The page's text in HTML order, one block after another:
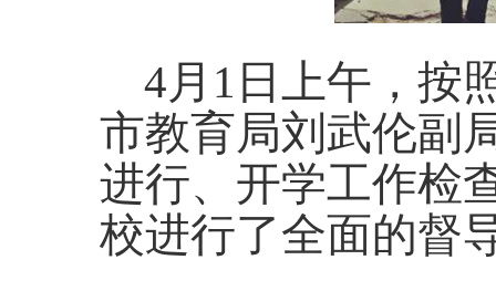
4月1日上午，按
市教育局刘武伦副
进行、开学工作检
校进行了全面的督